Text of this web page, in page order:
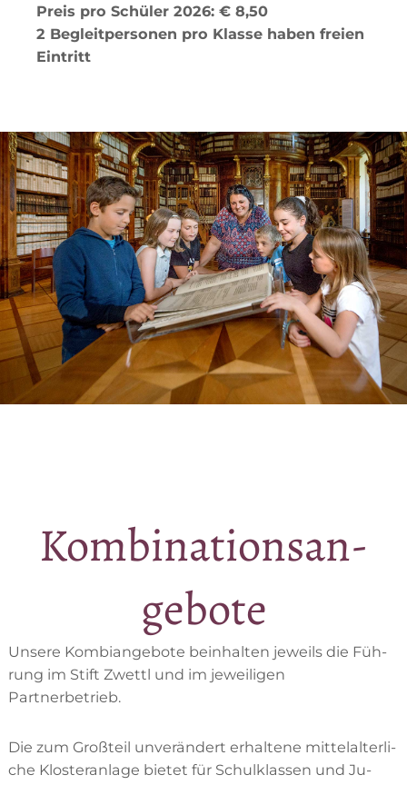
Preis pro Schü­ler 2026: € 8,50
2 Be­gleit­per­so­nen pro Klas­se ha­ben frei­en
Eintritt
bi­blio­thek
Kom­bi­na­ti­ons­an­
ge­bo­te
Un­se­re Kom­bi­an­ge­bo­te be­inhal­ten je­weils die Füh­
rung im Stift Zwettl und im je­wei­li­gen
Partnerbetrieb.
Die zum Groß­teil un­ver­än­dert er­hal­te­ne mit­tel­al­ter­li­
che Klos­ter­an­la­ge bie­tet für Schul­klas­sen und Ju­